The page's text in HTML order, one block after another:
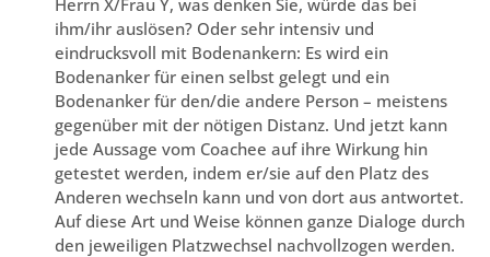
ihm/ihr auslösen? Oder sehr intensiv und
eindrucksvoll mit Bodenankern: Es wird ein
Bodenanker für einen selbst gelegt und ein
Bodenanker für den/die andere Person – meistens
gegenüber mit der nötigen Distanz. Und jetzt kann
jede Aussage vom Coachee auf ihre Wirkung hin
getestet werden, indem er/sie auf den Platz des
Anderen wechseln kann und von dort aus antwortet.
Auf diese Art und Weise können ganze Dialoge durch
den jeweiligen Platzwechsel nachvollzogen werden.